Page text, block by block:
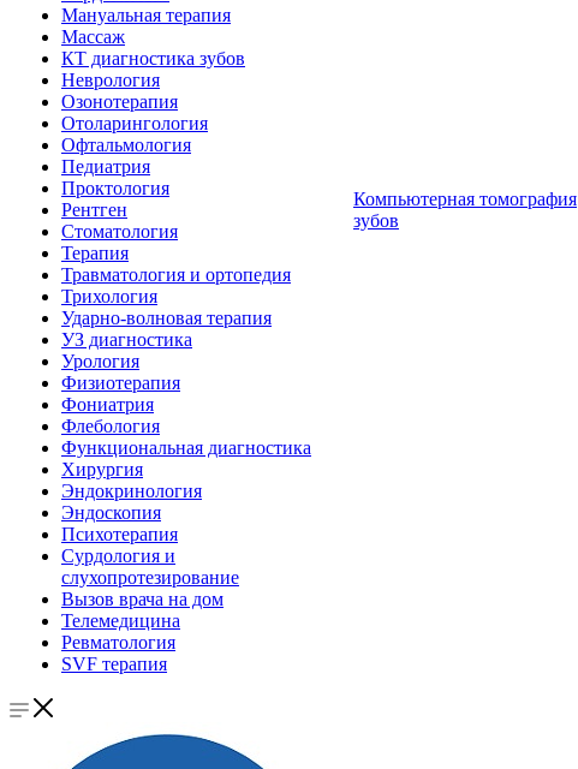
Мануальная терапия
Массаж
КТ диагностика зубов
Неврология
Озонотерапия
Отоларингология
Офтальмология
Педиатрия
Проктология
Рентген
Стоматология
Терапия
Травматология и ортопедия
Трихология
Ударно-волновая терапия
УЗ диагностика
Урология
Физиотерапия
Фониатрия
Флебология
Функциональная диагностика
Хирургия
Эндокринология
Эндоскопия
Психотерапия
Сурдология и
слухопротезирование
Вызов врача на дом
Телемедицина
Ревматология
SVF терапия
Компьютерная томография
зубов